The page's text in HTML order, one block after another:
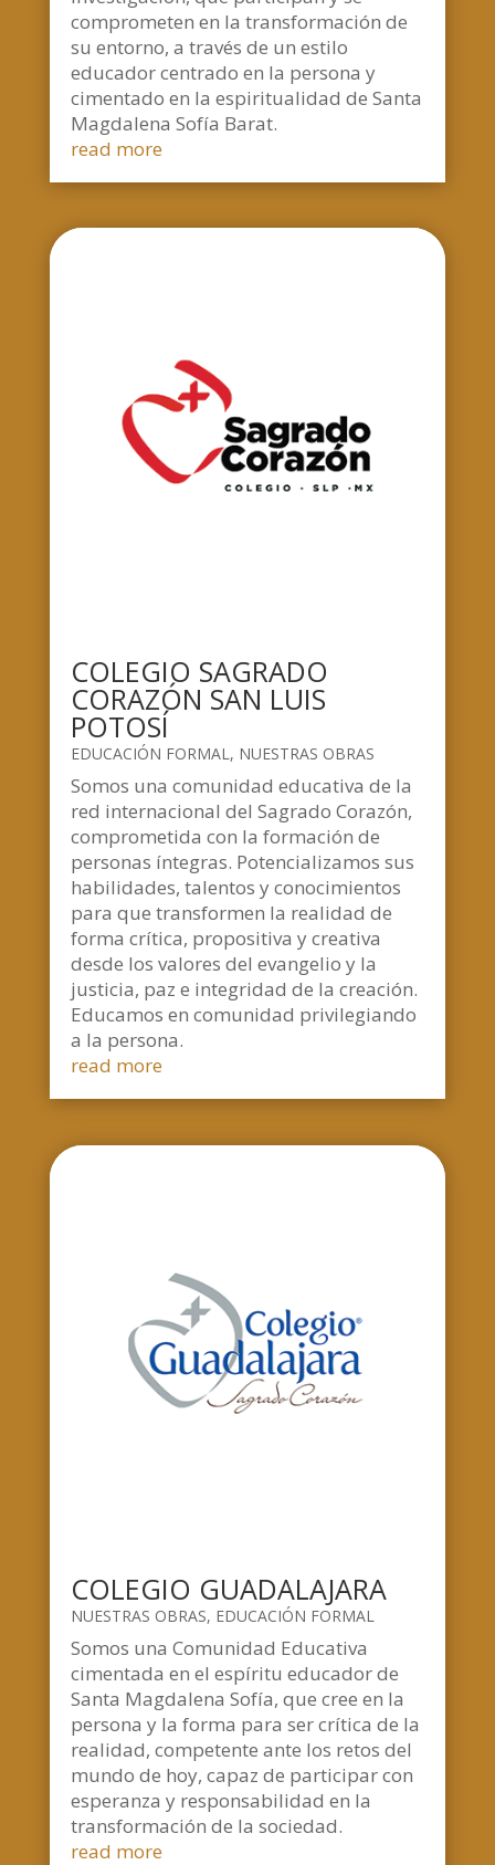
comprometen en la transformación de
su entorno, a través de un estilo
educador centrado en la persona y
cimentado en la espiritualidad de Santa
Magdalena Sofía Barat.
read more
COLEGIO SAGRADO
CORAZÓN SAN LUIS
POTOSÍ
EDUCACIÓN FORMAL, NUESTRAS OBRAS
Somos una comunidad educativa de la
red internacional del Sagrado Corazón,
comprometida con la formación de
personas íntegras. Potencializamos sus
habilidades, talentos y conocimientos
para que transformen la realidad de
forma crítica, propositiva y creativa
desde los valores del evangelio y la
justicia, paz e integridad de la creación.
Educamos en comunidad privilegiando
a la persona.
read more
COLEGIO GUADALAJARA
NUESTRAS OBRAS, EDUCACIÓN FORMAL
Somos una Comunidad Educativa
cimentada en el espíritu educador de
Santa Magdalena Sofía, que cree en la
persona y la forma para ser crítica de la
realidad, competente ante los retos del
mundo de hoy, capaz de participar con
esperanza y responsabilidad en la
transformación de la sociedad.
read more